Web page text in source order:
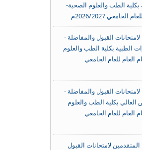
الطب والعلوم الصحية-
2026/2027م
لامتحانات القبول والمفاضلة -
الطبية بكلية الطب والعلوم
العام للعام الجامعي
لامتحانات القبول والمفاضلة -
بكلية الطب والعلوم
العام للعام الجامعي
لامتحانات القبول